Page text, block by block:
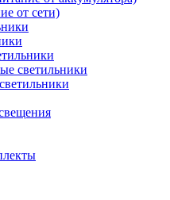
от сети)
светильники